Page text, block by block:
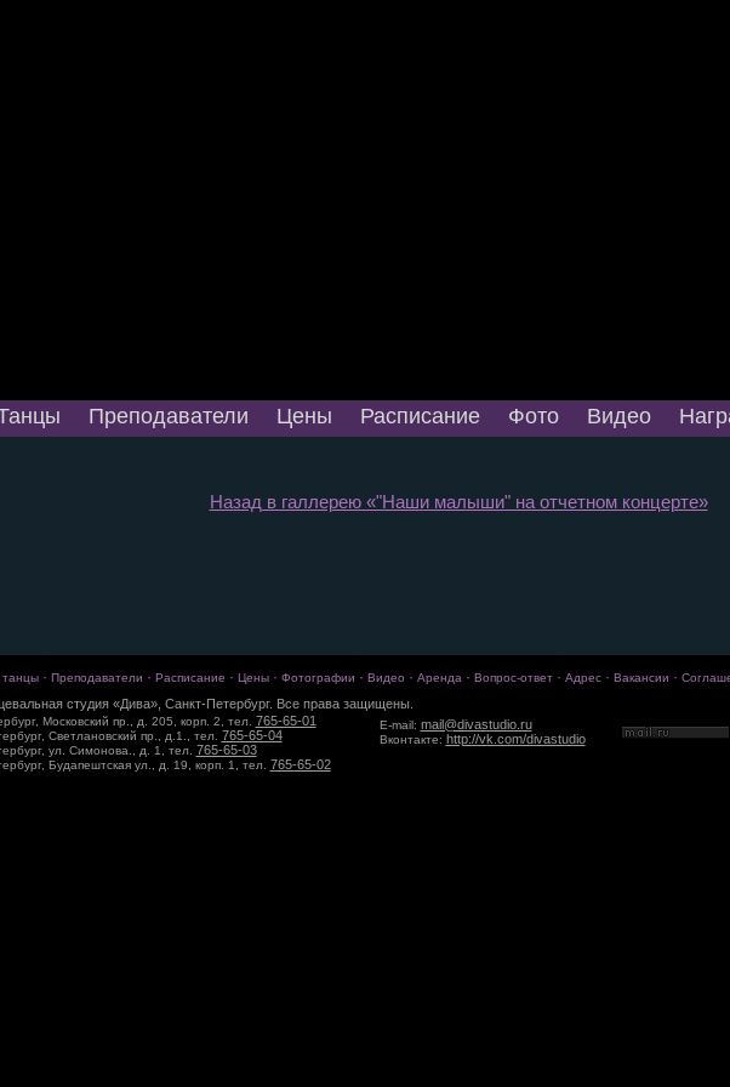
Преподаватели Цены Расписание Фото Видео
Назад в галлерею «"Наши малыши" на отчетном концерте»
танцы· Преподаватели · Расписание · Цены· Фотографии · Видео · Аренда· Вопрос-ответ· Адрес· Вакансии ·
студия «Дива», Санкт-Петербург. Все права защищены.
Московский пр., д. 205, корп. 2, тел. 765-65-01
Светлановский пр., д.1., тел. 765-65-04
ул. Симонова., д. 1, тел. 765-65-03
Будапештская ул., д. 19, корп. 1, тел. 765-65-02
E-mail: mail@divastudio.ru
Вконтакте: http://vk.com/divastudio